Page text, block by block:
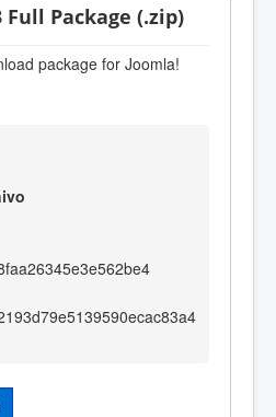
Full Package (.zip)
package for Joomla!